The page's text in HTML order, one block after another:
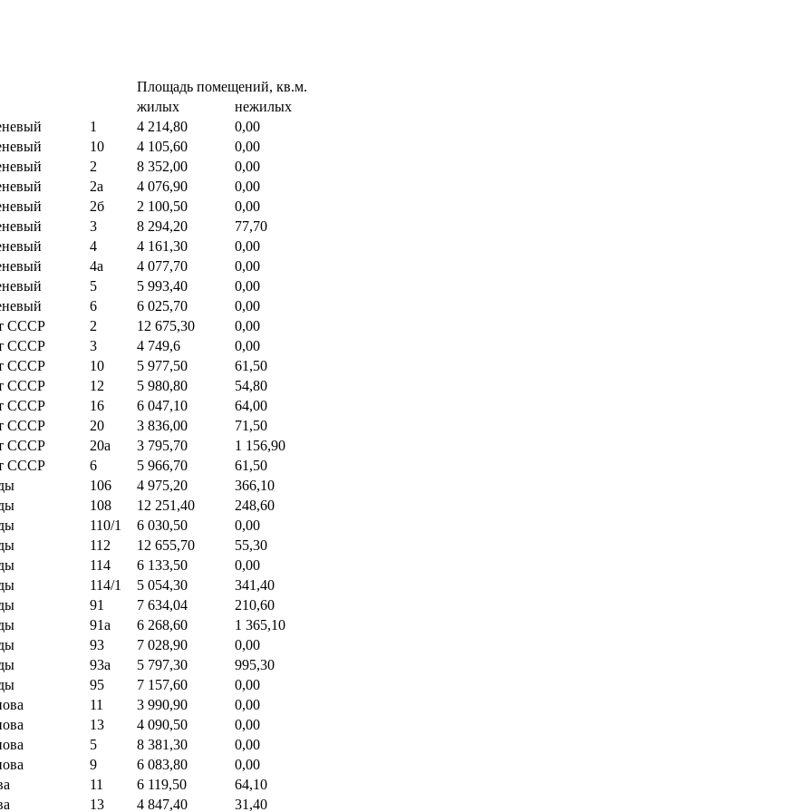
Площадь помещений, кв.м.
жилых
нежилых
1 4 214,80
0,00
10 4 105,60
0,00
2 8 352,00
0,00
2а 4 076,90
0,00
2б 2 100,50
0,00
3 8 294,20
77,70
4 4 161,30
0,00
4а 4 077,70
0,00
5 5 993,40
0,00
6 6 025,70
0,00
СССР
2 12 675,30
0,00
СССР
3 4 749,6
0,00
СССР
10 5 977,50
61,50
СССР
12 5 980,80
54,80
СССР
16 6 047,10
64,00
СССР
20 3 836,00
71,50
СССР
20а 3 795,70
1 156,90
СССР
6 5 966,70
61,50
106 4 975,20
366,10
108 12 251,40
248,60
110/1 6 030,50
0,00
112 12 655,70
55,30
114 6 133,50
0,00
114/1 5 054,30
341,40
91 7 634,04
210,60
91а 6 268,60
1 365,10
93 7 028,90
0,00
93а 5 797,30
995,30
95 7 157,60
0,00
11 3 990,90
0,00
13 4 090,50
0,00
5 8 381,30
0,00
9 6 083,80
0,00
11 6 119,50
64,10
13 4 847,40 31,40